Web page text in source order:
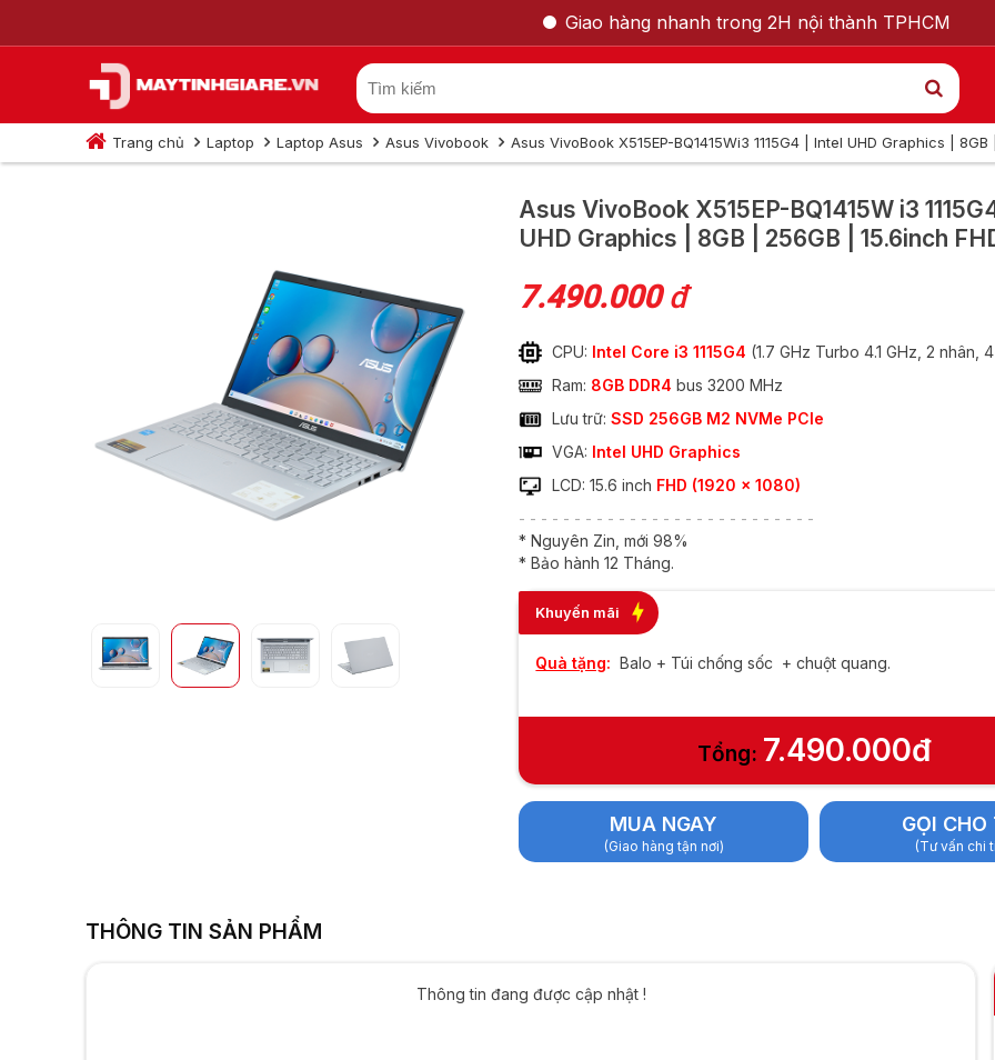
Giao hàng nhanh trong 2H nội thành TPHCM
Trang chủ Laptop Laptop Asus Asus Vivobook Asus VivoBook X515EP-BQ1415Wi3 1115G4 | Intel UHD Graphics |
Asus VivoBook X515EP-BQ1415W i3
UHD Graphics | 8GB | 256GB | 15.6inch
7.490.000đ
CPU: Intel Core i3 1115G4 (1.7 GHz Turbo 4.1 GHz, 2 nhân,
Ram: 8GB DDR4 bus 3200 MHz
Lưu trữ:SSD 256GB M2 NVMe PCle
VGA: Intel UHD Graphics
LCD: 15.6 inch FHD (1920 x 1080)
- - - - - - - - - - - - - - - - - - - - - - - - - - -
* Nguyên Zin, mới 98%
* Bảo hành 12 Tháng.
Khuyến mãi
Quà tặng: Balo + Túi chống sốc + chuột quang.
Tổng: 7.490.000đ
MUA NGAY
(Giao hàng tận nơi)
GỌI CHO
(Tư vấn chi
Asus VivoBook X515EP-BQ1415W i3
1115G4 | Intel UHD Graphics | 8GB |
256GB | 15.6inch FHD
Nam Nữ
THÔNG TIN SẢN PHẨM
Thông tin đang được cập nhật !